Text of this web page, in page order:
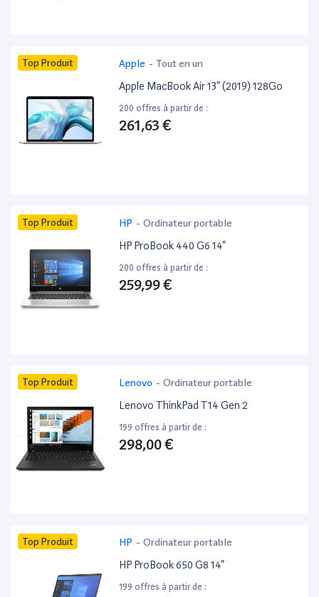
Top Produit Apple - Tout en un
Apple MacBook Air 13” (2019) 128Go
200 offres à partir de :
261,63 €
Top Produit HP - Ordinateur portable
HP ProBook 440 G6 14”
200 offres à partir de :
259,99 €
Top Produit Lenovo - Ordinateur portable
Lenovo ThinkPad T14 Gen 2
199 offres à partir de :
298,00 €
Top Produit HP - Ordinateur portable
HP ProBook 650 G8 14”
199 offres à partir de :